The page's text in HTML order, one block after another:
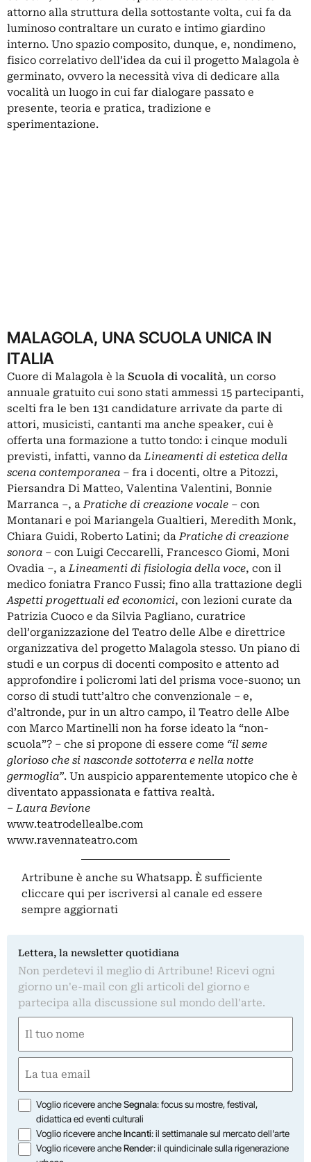
attorno alla struttura della sottostante volta, cui fa da
luminoso contraltare un curato e intimo giardino
interno. Uno spazio composito, dunque, e, nondimeno,
fisico correlativo dell’idea da cui il progetto Malagola è
germinato, ovvero la necessità viva di dedicare alla
vocalità un luogo in cui far dialogare passato e
presente, teoria e pratica, tradizione e
sperimentazione.
MALAGOLA, UNA SCUOLA UNICA IN
ITALIA
Cuore di Malagola è la Scuola di vocalità, un corso
annuale gratuito cui sono stati ammessi 15 partecipanti,
scelti fra le ben 131 candidature arrivate da parte di
attori, musicisti, cantanti ma anche speaker, cui è
offerta una formazione a tutto tondo: i cinque moduli
previsti, infatti, vanno daLineamenti di estetica della
scena contemporanea – fra i docenti, oltre a Pitozzi,
Piersandra Di Matteo, Valentina Valentini, Bonnie
Marranca –, aPratiche di creazione vocale – con
Montanari e poi Mariangela Gualtieri, Meredith Monk,
Chiara Guidi, Roberto Latini; daPratiche di creazione
sonora – con Luigi Ceccarelli, Francesco Giomi, Moni
Ovadia –, aLineamenti di fisiologia della voce, con il
medico foniatra Franco Fussi; fino alla trattazione degli
Aspetti progettuali ed economici, con lezioni curate da
Patrizia Cuoco e da Silvia Pagliano, curatrice
dell’organizzazione del Teatro delle Albe e direttrice
organizzativa del progetto Malagola stesso. Un piano di
studi e un corpus di docenti composito e attento ad
approfondire i policromi lati del prisma voce-suono; un
corso di studi tutt’altro che convenzionale – e,
d’altronde, pur in un altro campo, il Teatro delle Albe
con Marco Martinelli non ha forse ideato la “non-
scuola”? – che si propone di essere come “il seme
glorioso che si nasconde sottoterra e nella notte
germoglia”. Un auspicio apparentemente utopico che è
diventato appassionata e fattiva realtà.
– Laura Bevione
www.teatrodellealbe.com
www.ravennateatro.com
Artribune è anche su Whatsapp. È sufficiente
cliccare qui per iscriversi al canale ed essere
sempre aggiornati
Lettera, la newsletter quotidiana
Non perdetevi il meglio di Artribune! Ricevi ogni
giorno un'e-mail con gli articoli del giorno e
partecipa alla discussione sul mondo dell'arte.
(Obbligatorio)
(Obbligatorio)
Opzioni
Voglio ricevere ancheSegnala: focus su mostre, festival,
didattica ed eventi culturali
Voglio ricevere ancheIncanti: il settimanale sul mercato dell'arte
Voglio ricevere ancheRender: il quindicinale sulla rigenerazione